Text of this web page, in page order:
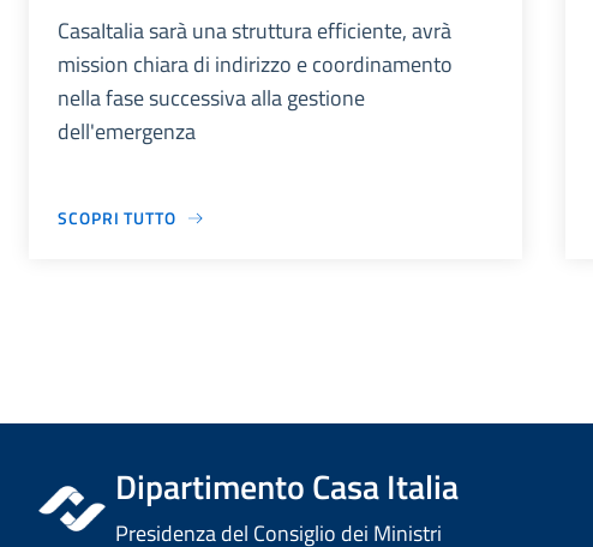
CasaItalia sarà una struttura efficiente, avrà
mission chiara di indirizzo e coordinamento
nella fase successiva alla gestione
dell'emergenza
SCOPRI TUTTO
Dipartimento Casa Italia
Presidenza del Consiglio dei Ministri